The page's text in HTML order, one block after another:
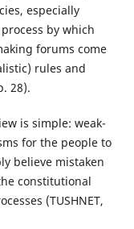
especially
by which
forums come
rules and
28).
is simple: weak-
for the people to
believe mistaken
constitutional
(TUSHNET,